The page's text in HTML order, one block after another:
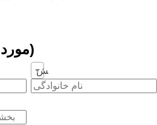
وکیل گالیکش‎ (4 مورد)